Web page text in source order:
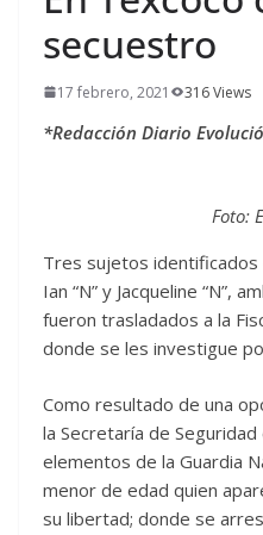
secuestro
17 febrero, 2021 316 Views
*Redacción Diario
Foto:
Tres sujetos identificados
Ian “N” y Jacqueline “N”,
fueron trasladados a la
donde se les investigue
Como resultado de una
la Secretaría de
elementos de la Guardia
menor de edad quien
su libertad; donde se